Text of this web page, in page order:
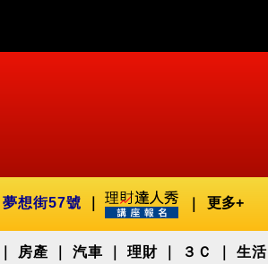
夢想街57號 更多+
房產 汽車 理財 ３Ｃ 生活